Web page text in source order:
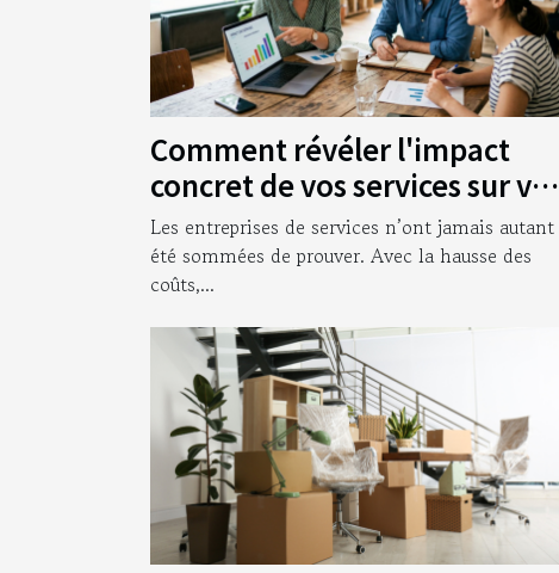
Comment révéler l'impact
concret de vos services sur vos
clients
Les entreprises de services n’ont jamais autant
été sommées de prouver. Avec la hausse des
coûts,...